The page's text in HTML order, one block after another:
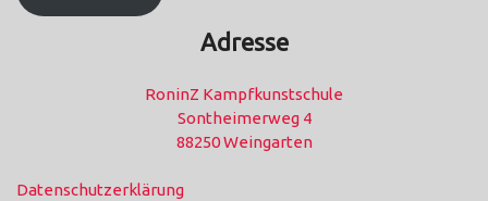
Adresse
RoninZ Kampfkunstschule
Sontheimerweg 4
88250 Weingarten
Datenschutzerklärung